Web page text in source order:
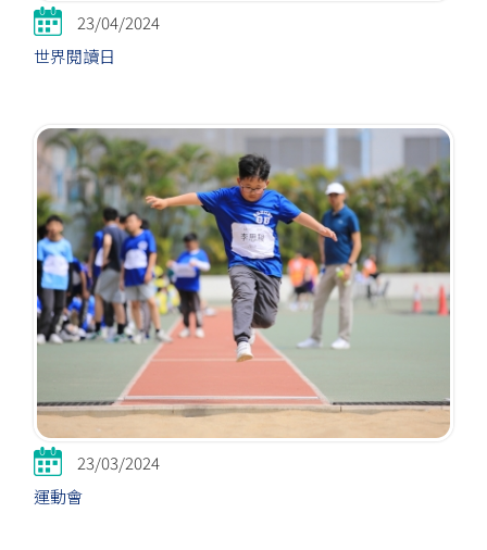
23/04/2024
世界閱讀日
23/03/2024
運動會